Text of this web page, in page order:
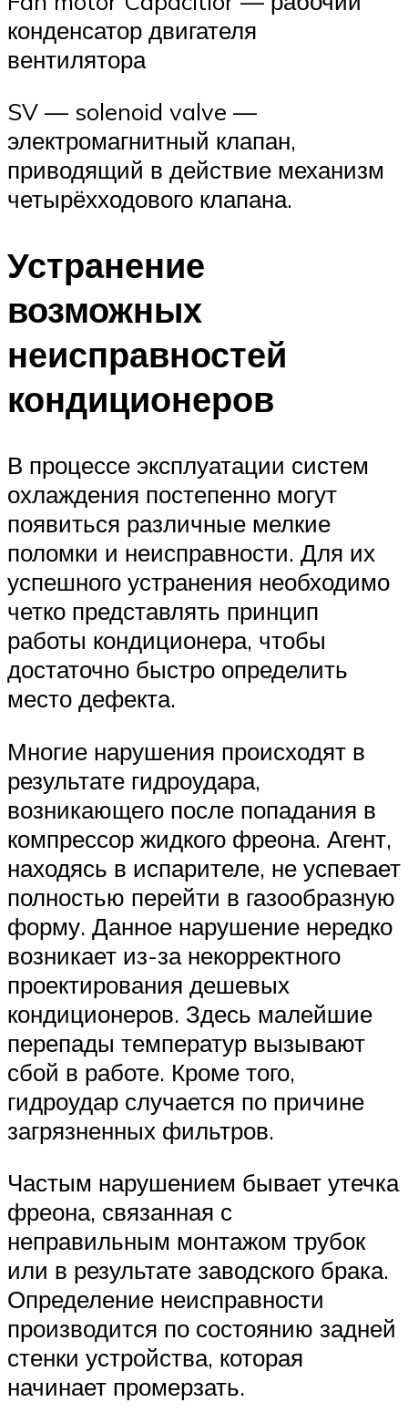
конденсатор двигателя
вентилятора
SV — solenoid valve —
электромагнитный клапан,
приводящий в действие механизм
четырёхходового клапана.
Устранение
возможных
неисправностей
кондиционеров
В процессе эксплуатации систем
охлаждения постепенно могут
появиться различные мелкие
поломки и неисправности. Для их
успешного устранения необходимо
четко представлять принцип
работы кондиционера, чтобы
достаточно быстро определить
место дефекта.
Многие нарушения происходят в
результате гидроудара,
возникающего после попадания в
компрессор жидкого фреона. Агент,
находясь в испарителе, не успевает
полностью перейти в газообразную
форму. Данное нарушение нередко
возникает из-за некорректного
проектирования дешевых
кондиционеров. Здесь малейшие
перепады температур вызывают
сбой в работе. Кроме того,
гидроудар случается по причине
загрязненных фильтров.
Частым нарушением бывает утечка
фреона, связанная с
неправильным монтажом трубок
или в результате заводского брака.
Определение неисправности
производится по состоянию задней
стенки устройства, которая
начинает промерзать.